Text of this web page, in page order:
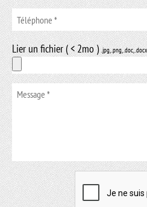
Lier un fichier ( < 2mo ).jpg, .png, .doc,